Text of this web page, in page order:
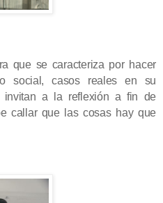
que se caracteriza por hacer
social, casos reales en su
invitan a la reflexión a fin de
callar que las cosas hay que